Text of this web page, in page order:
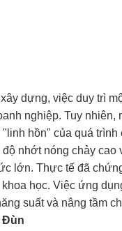
dựng, việc duy trì
nghiệp. Tuy
hồn" của quá
nhớt nóng chảy cao
lớn. Thực tế đã
khoa học. Việc ứng
suất và nâng tầm
Đùn